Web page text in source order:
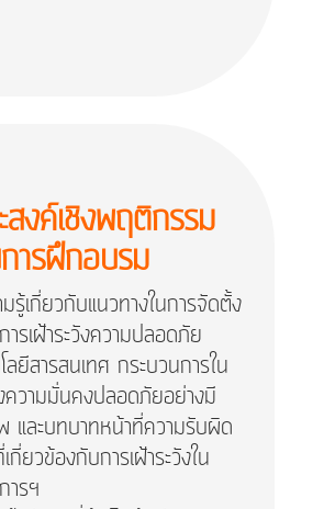
งค์เชิงพฤติกรรม
ารฝึกอบรม
รู้เกี่ยวกับแนวทางในการจัดตั้ง
รเฝ้าระวังความปลอดภัย
ลยีสารสนเทศ กระบวนการใน
งความมั่นคงปลอดภัยอย่างมี
และบทบาทหน้าที่ความรับผิด
ยวข้องกับการเฝ้าระวังใน
รฯ